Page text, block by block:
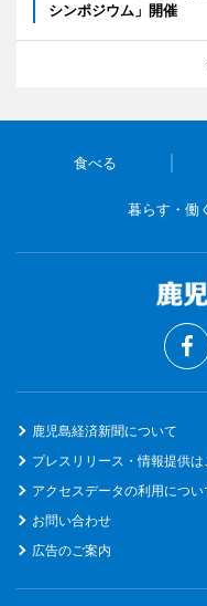
シンポジウム」開催
食べる
暮らす・働
鹿児島経済新聞について
プレスリリース・情報提供は
アクセスデータの利用につい
お問い合わせ
広告のご案内